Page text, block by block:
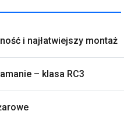
i najłatwiejszy montaż
– klasa RC3